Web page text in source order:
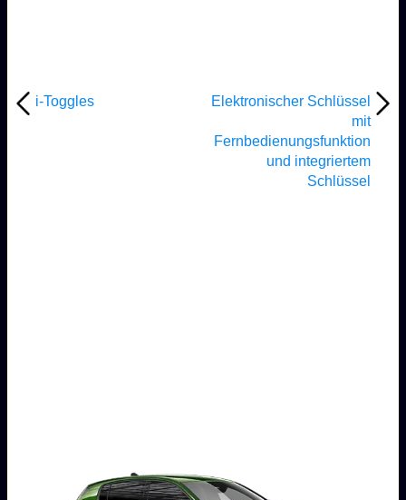
i-Toggles
Elektronischer Schlüssel
mit
Fernbedienungsfunktion
und integriertem
Schlüssel